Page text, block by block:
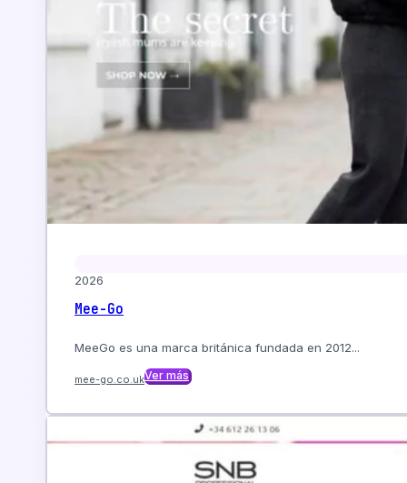
2026
Mee-Go
MeeGo es una marca británica fundada en 2012...
mee-go.co.ukVer más